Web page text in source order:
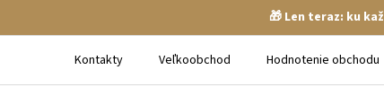
🎁 Len teraz: ku
Kontakty Veľkoobchod Hodnotenie obchodu